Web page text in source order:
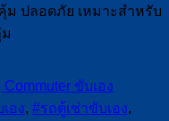
ปลอดภัย เหมาะสำหรับ
ขับเอง
อง, #รถตู้เช่าขับเอง,